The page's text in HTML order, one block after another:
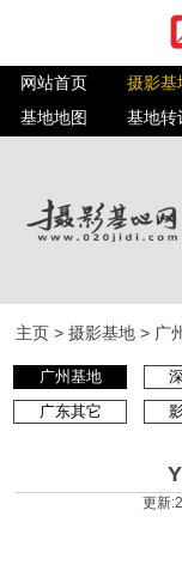
网站首页 摄影基
基地地图
基地转
主页 >摄影基地 > 广
广州基地
广东其它
更新